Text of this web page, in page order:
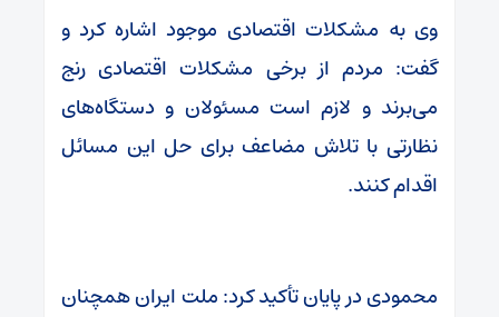
وی به مشکلات اقتصادی موجود اشاره کرد و
گفت: مردم از برخی مشکلات اقتصادی رنج
می‌برند و لازم است مسئولان و دستگاه‌های
نظارتی با تلاش مضاعف برای حل این مسائل
اقدام کنند.
محمودی در پایان تأکید کرد: ملت ایران همچنان